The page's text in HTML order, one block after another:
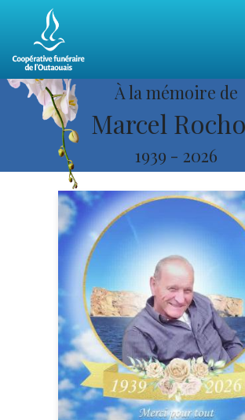
À la mémoire de
Marcel
1939 - 2026